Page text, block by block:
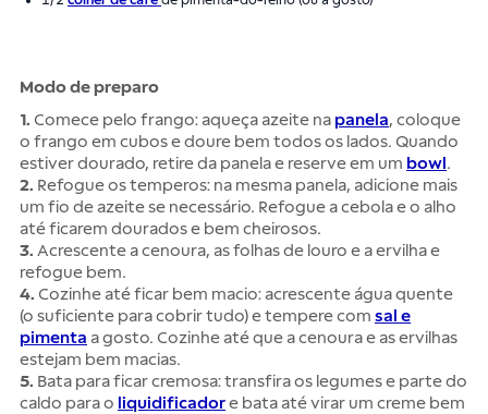
Modo de preparo
1. Comece pelo frango: aqueça azeite na panela, coloque
o frango em cubos e doure bem todos os lados. Quando
estiver dourado, retire da panela e reserve em um bowl.
2. Refogue os temperos: na mesma panela, adicione mais
um fio de azeite se necessário. Refogue a cebola e o alho
até ficarem dourados e bem cheirosos.
3. Acrescente a cenoura, as folhas de louro e a ervilha e
refogue bem.
4. Cozinhe até ficar bem macio: acrescente água quente
(o suficiente para cobrir tudo) e tempere com sal e
pimenta a gosto. Cozinhe até que a cenoura e as ervilhas
estejam bem macias.
5. Bata para ficar cremosa: transfira os legumes e parte do
caldo para o liquidificadore bata até virar um creme bem